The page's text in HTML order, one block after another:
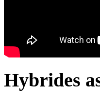
Hybrides